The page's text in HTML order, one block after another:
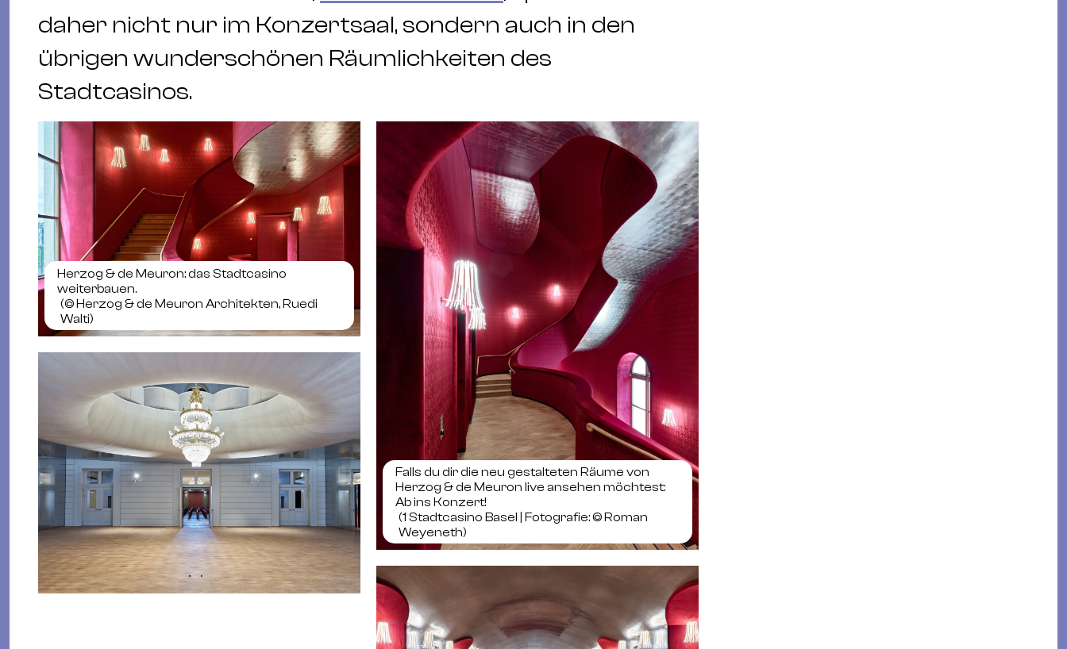
daher nicht nur im Konzertsaal, sondern auch in den
übrigen wunderschönen Räumlichkeiten des
Stadtcasinos.
Herzog & de Meuron: das Stadtcasino
weiterbauen.
(©Herzog & de Meuron Architekten, Ruedi
Walti)
Falls du dir die neu gestalteten Räume von
Herzog & de Meuron live ansehen möchtest:
Ab ins Konzert!
(1 Stadtcasino Basel | Fotografie: © Roman
Weyeneth)